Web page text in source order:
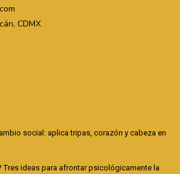
CDMX
social: aplica tripas, corazón y cabeza en
Tres ideas para afrontar psicológicamente la